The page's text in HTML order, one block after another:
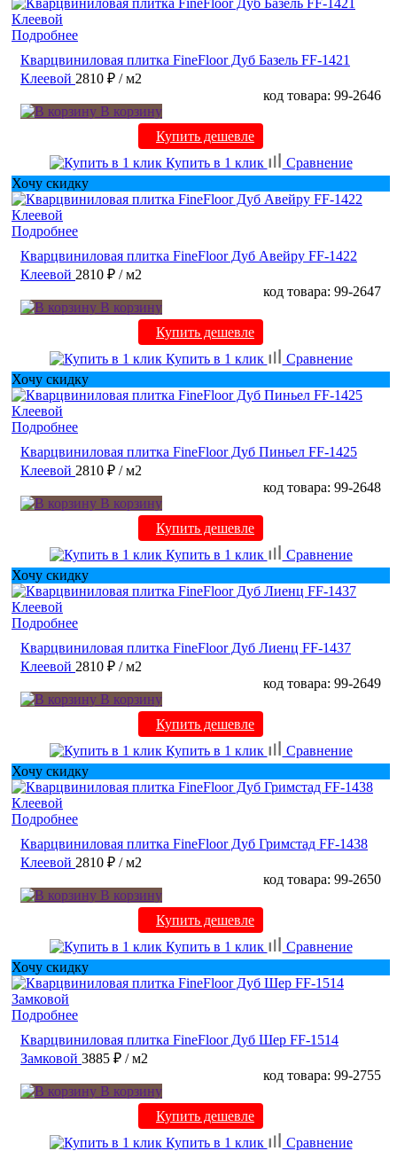
Подробнее
Кварцвиниловая плитка FineFloor Дуб Базель FF-1421
Клеевой 2810 ₽ / м2
код товара: 99-2646
В корзину
Купить дешевле
Купить в 1 клик
Сравнение
Хочу скидку
Подробнее
Кварцвиниловая плитка FineFloor Дуб Авейру FF-1422
Клеевой 2810 ₽ / м2
код товара: 99-2647
В корзину
Купить дешевле
Купить в 1 клик
Сравнение
Хочу скидку
Подробнее
Кварцвиниловая плитка FineFloor Дуб Пиньел FF-1425
Клеевой 2810 ₽ / м2
код товара: 99-2648
В корзину
Купить дешевле
Купить в 1 клик
Сравнение
Хочу скидку
Подробнее
Кварцвиниловая плитка FineFloor Дуб Лиенц FF-1437
Клеевой 2810 ₽ / м2
код товара: 99-2649
В корзину
Купить дешевле
Купить в 1 клик
Сравнение
Хочу скидку
Подробнее
Кварцвиниловая плитка FineFloor Дуб Гримстад FF-1438
Клеевой 2810 ₽ / м2
код товара: 99-2650
В корзину
Купить дешевле
Купить в 1 клик
Сравнение
Хочу скидку
Подробнее
Кварцвиниловая плитка FineFloor Дуб Шер FF-1514
Замковой 3885 ₽ / м2
код товара: 99-2755
В корзину
Купить дешевле
Купить в 1 клик
Сравнение